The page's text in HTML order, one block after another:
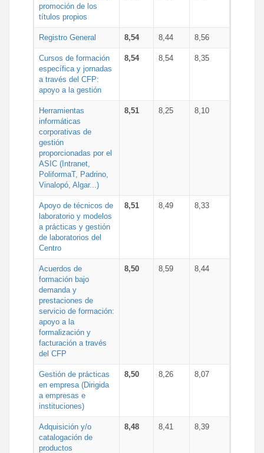
promoción de los
títulos propios
Registro General 8,54 8,44 8,56
Cursos de formación
específica y jornadas
a través del CFP:
apoyo a la gestión
8,54 8,54 8,35
Herramientas
informáticas
corporativas de
gestión
proporcionadas por el
ASIC (Intranet,
PoliformaT, Padrino,
Vinalopó, Algar...)
8,51 8,25 8,10
Apoyo de técnicos de
laboratorio y modelos
a prácticas y gestión
de laboratorios del
Centro
8,51 8,49 8,33
Acuerdos de
formación bajo
demanda y
prestaciones de
servicio de formación:
apoyo a la
formalización y
facturación a través
del CFP
8,50 8,59 8,44
Gestión de prácticas
en empresa (Dirigida
a empresas e
instituciones)
8,50 8,26 8,07
Adquisición y/o
catalogación de
productos
8,48 8,41 8,39